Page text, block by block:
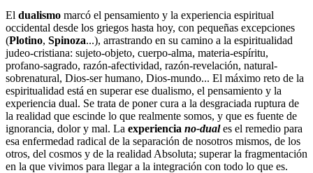
El dualismo marcó el pensamiento y la experiencia espiritual
occidental desde los griegos hasta hoy, con pequeñas excepciones
(Plotino, Spinoza...), arrastrando en su camino a la espiritualidad
judeo-cristiana: sujeto-objeto, cuerpo-alma, materia-espíritu,
profano-sagrado, razón-afectividad, razón-revelación, natural-
sobrenatural, Dios-ser humano, Dios-mundo... El máximo reto de la
espiritualidad está en superar ese dualismo, el pensamiento y la
experiencia dual. Se trata de poner cura a la desgraciada ruptura de
la realidad que escinde lo que realmente somos, y que es fuente de
ignorancia, dolor y mal. La experiencia no-duales el remedio para
esa enfermedad radical de la separación de nosotros mismos, de los
otros, del cosmos y de la realidad Absoluta; superar la fragmentación
en la que vivimos para llegar a la integración con todo lo que es.